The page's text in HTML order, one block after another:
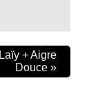
+ Aigre
Douce »